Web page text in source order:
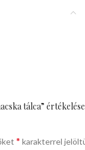
tálca” értékelése
* karakterrel